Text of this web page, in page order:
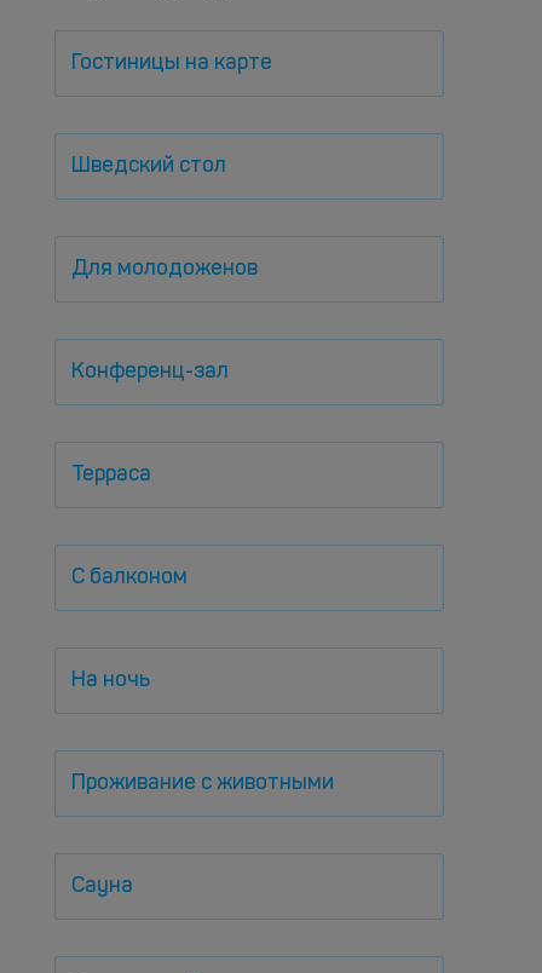
Гостиницы на карте
Шведский стол
Для молодоженов
Конференц-зал
Терраса
С балконом
На ночь
Проживание с животными
Сауна